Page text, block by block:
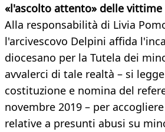
«l'ascolto attento» delle vittime
Alla responsabilità di Livia
l'arcivescovo Delpini affida
diocesano per la Tutela dei
avvalerci di tale realtà – si
costituzione e nomina del
novembre 2019 – per
relative a presunti abusi su